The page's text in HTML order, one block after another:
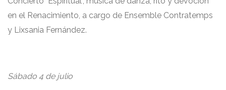
en el Renacimiento, a cargo de Ensemble Contratemps
y Lixsania Fernández.
Sábado 4 de julio